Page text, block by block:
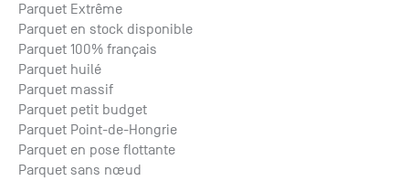
Parquet Extrême
Parquet en stock disponible
Parquet 100% français
Parquet huilé
Parquet massif
Parquet petit budget
Parquet Point-de-Hongrie
Parquet en pose flottante
Parquet sans nœud